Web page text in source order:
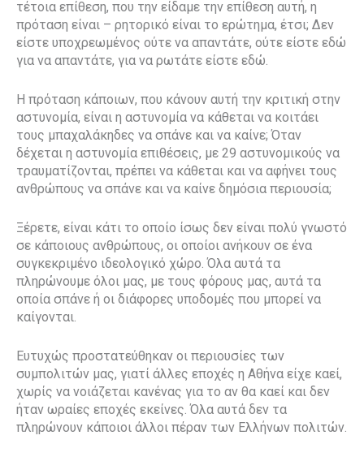
τέτοια επίθεση, που την είδαμε την επίθεση αυτή, η
πρόταση είναι – ρητορικό είναι το ερώτημα, έτσι; Δεν
είστε υποχρεωμένος ούτε να απαντάτε, ούτε είστε εδώ
για να απαντάτε, για να ρωτάτε είστε εδώ.
Η πρόταση κάποιων, που κάνουν αυτή την κριτική στην
αστυνομία, είναι η αστυνομία να κάθεται να κοιτάει
τους μπαχαλάκηδες να σπάνε και να καίνε; Όταν
δέχεται η αστυνομία επιθέσεις, με 29 αστυνομικούς να
τραυματίζονται, πρέπει να κάθεται και να αφήνει τους
ανθρώπους να σπάνε και να καίνε δημόσια περιουσία;
Ξέρετε, είναι κάτι το οποίο ίσως δεν είναι πολύ γνωστό
σε κάποιους ανθρώπους, οι οποίοι ανήκουν σε ένα
συγκεκριμένο ιδεολογικό χώρο. Όλα αυτά τα
πληρώνουμε όλοι μας, με τους φόρους μας, αυτά τα
οποία σπάνε ή οι διάφορες υποδομές που μπορεί να
καίγονται.
Ευτυχώς προστατεύθηκαν οι περιουσίες των
συμπολιτών μας, γιατί άλλες εποχές η Αθήνα είχε καεί,
χωρίς να νοιάζεται κανένας για το αν θα καεί και δεν
ήταν ωραίες εποχές εκείνες. Όλα αυτά δεν τα
πληρώνουν κάποιοι άλλοι πέραν των Ελλήνων πολιτών.